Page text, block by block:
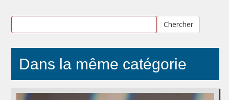
Chercher
Dans la même catégorie